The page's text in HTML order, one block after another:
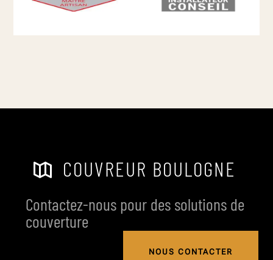
COUVREUR BOULOGNE
Contactez-nous pour des solutions de
couverture
NOUS CONTACTER